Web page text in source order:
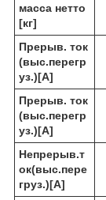
масса нетто
[кг]
Прерыв. ток
(выс.перегр
уз.)[A]
Прерыв. ток
(выс.перегр
уз.)[A]
Непрерыв.т
ок(выс.пере
груз.)[A]